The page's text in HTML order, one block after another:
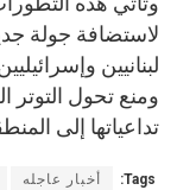
لاستضافة جولة
لبنانيين
ومنع تحول
تداعياتها إلى
Tags: أخبار عاجله